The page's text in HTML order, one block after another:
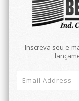
Inscreva seu e-